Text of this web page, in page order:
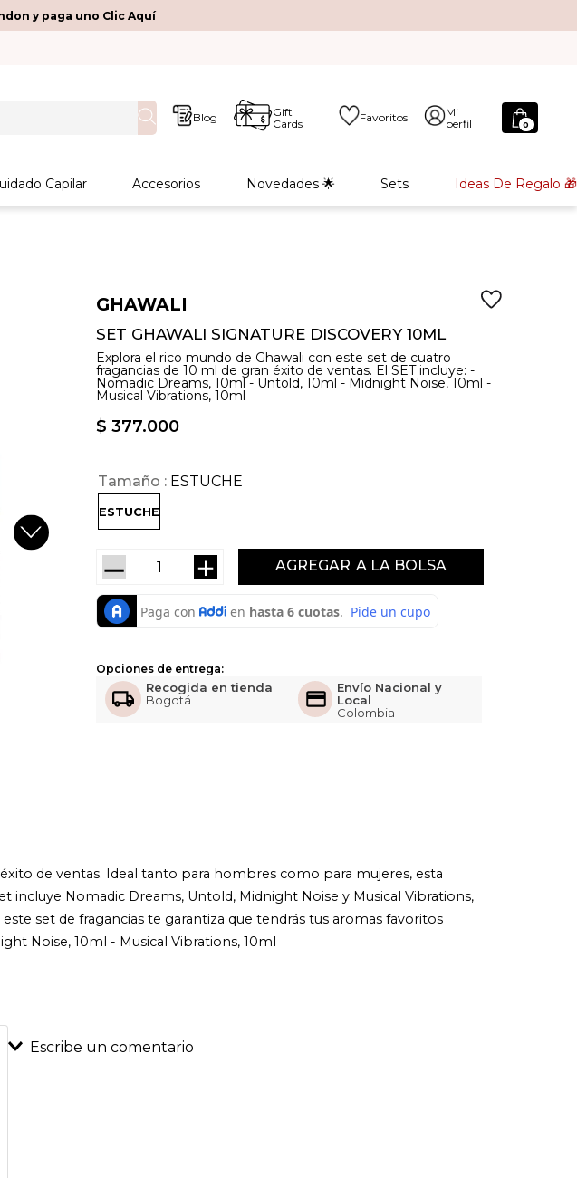
y paga uno Clic Aquí
Blog
Gift
Cards
Favoritos
Mi
perfil
0
Capilar Accesorios Novedades 🌟 Sets Ideas De Regalo 🎁
GHAWALI
SET GHAWALI SIGNATURE DISCOVERY 10ML
Explora el rico mundo de Ghawali con este set de cuatro
fragancias de 10 ml de gran éxito de ventas. El SET incluye: -
Nomadic Dreams, 10ml - Untold, 10ml - Midnight Noise, 10ml -
Musical Vibrations, 10ml
$ 377.000
Tamaño ESTUCHE
ESTUCHE
AGREGAR
＋
－
Opciones de entrega:
Recogida en tienda
Bogotá
Envío Nacional y
Local
Colombia
de ventas. Ideal tanto para hombres como para mujeres, esta
incluye Nomadic Dreams, Untold, Midnight Noise y Musical Vibrations,
set de fragancias te garantiza que tendrás tus aromas favoritos
Noise, 10ml - Musical Vibrations, 10ml
Escribe un comentario